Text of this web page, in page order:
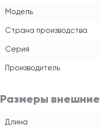
Модель
Страна производства
Серия
Производитель
Размеры внешние
Длина